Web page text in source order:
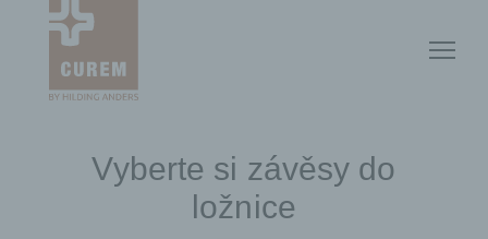
Vyberte si závěsy do
ložnice